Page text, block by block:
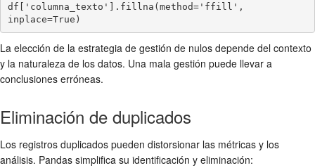
df['columna_texto'].fillna(method='ffill',
La elección de la estrategia de gestión de nulos depende del contexto
y la naturaleza de los datos. Una mala gestión puede llevar a
conclusiones erróneas.
Eliminación de duplicados
Los registros duplicados pueden distorsionar las métricas y los
análisis. Pandas simplifica su identificación y eliminación: